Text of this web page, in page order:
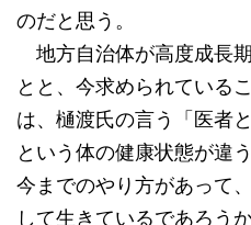
のだと思う。
地方自治体が高度成長
とと、今求められている
は、樋渡氏の言う「医者
という体の健康状態が違
今までのやり方があって
して生きているであろう